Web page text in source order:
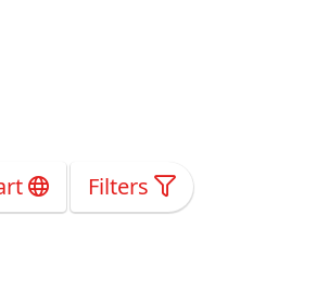
Filters